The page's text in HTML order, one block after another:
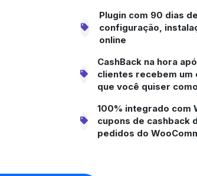
Plugin com 90 dias
configuração,
online
CashBack na hora
clientes recebem um
que você quiser
100% integrado com
cupons de cashback
pedidos do